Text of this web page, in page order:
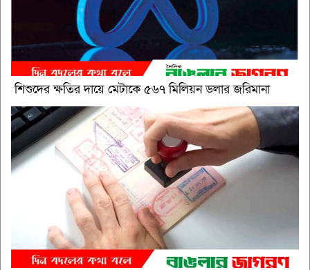
শিশুদের ক্ষতির দায়ে মেটাকে ৫৬৭ মিলিয়ন ডলার জরিমানা